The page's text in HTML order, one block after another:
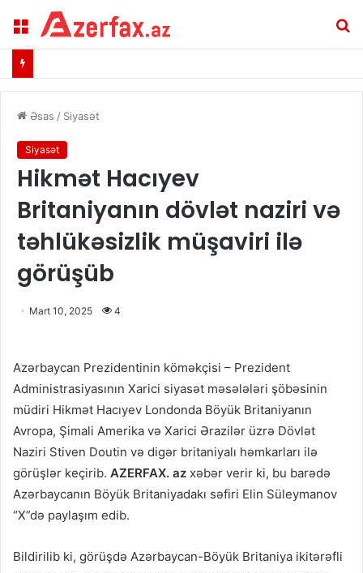
Menu
Əsas / Siyasət
Siyasət
Hikmət Hacıyev
Britaniyanın dövlət naziri və
təhlükəsizlik müşaviri ilə
görüşüb
Mart 10, 2025 4
Azərbaycan Prezidentinin köməkçisi – Prezident
Administrasiyasının Xarici siyasət məsələləri şöbəsinin
müdiri Hikmət Hacıyev Londonda Böyük Britaniyanın
Avropa, Şimali Amerika və Xarici Ərazilər üzrə Dövlət
Naziri Stiven Doutin və digər britaniyalı həmkarları ilə
görüşlər keçirib. AZERFAX. az xəbər verir ki, bu barədə
Azərbaycanın Böyük Britaniyadakı səfiri Elin Süleymanov
“X”də paylaşım edib.
Bildirilib ki, görüşdə Azərbaycan-Böyük Britaniya ikitərəfli